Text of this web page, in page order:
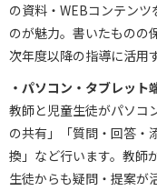
の資料・WEBコンテン
のが魅力。書いたものの
次年度以降の指導に活用
・パソコン・タブレッ
教師と児童生徒がパソコ
の共有」「質問・回答・
換」など行います。教師
生徒からも疑問・提案が